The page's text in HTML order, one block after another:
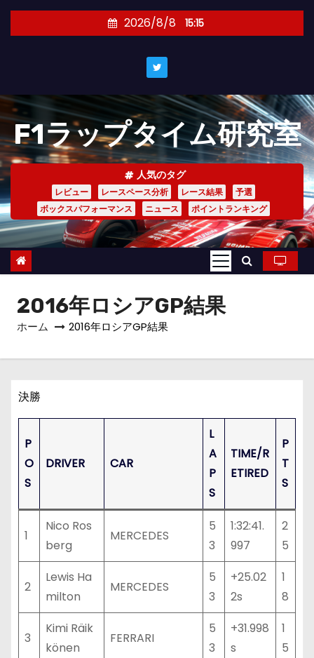
キ
ッ
プ
2026/8/8 15:15
F1ラップタイム研究室
人気のタグ
レビュー レースペース分析 レース結果
予選
ボックスパフォーマンス
ニュース ポイントランキング
2016年ロシアGP結果
ホーム 2016年ロシアGP結果
決勝
P
O
S
DRIVER CAR
L
A
P
S
TIME/R
ETIRED
P
T
S
1
Nico Ros
berg
MERCEDES
5
3
1:32:41.
997
2
5
2
Lewis Ha
milton
MERCEDES
5
3
+25.02
2s
1
8
3
Kimi Räik
könen
FERRARI
5
3
+31.998
s
1
5